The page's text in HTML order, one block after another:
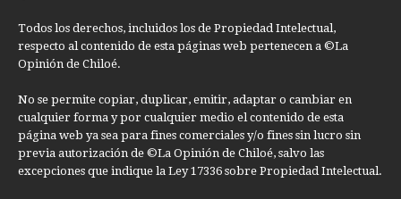
Todos los derechos, incluidos los de Propiedad Intelectual,
respecto al contenido de esta páginas web pertenecen a ©La
Opinión de Chiloé.
No se permite copiar, duplicar, emitir, adaptar o cambiar en
cualquier forma y por cualquier medio el contenido de esta
página web ya sea para fines comerciales y/o fines sin lucro sin
previa autorización de ©La Opinión de Chiloé, salvo las
excepciones que indique la Ley 17336 sobre Propiedad Intelectual.